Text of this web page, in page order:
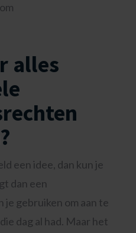
alles
een idee, dan kun je
dan een
je gebruiken om aan te
dag al had. Maar het